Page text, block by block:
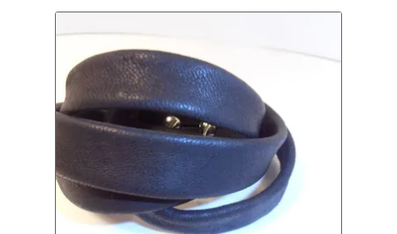
auf
der
Produktseite
gewählt
werden